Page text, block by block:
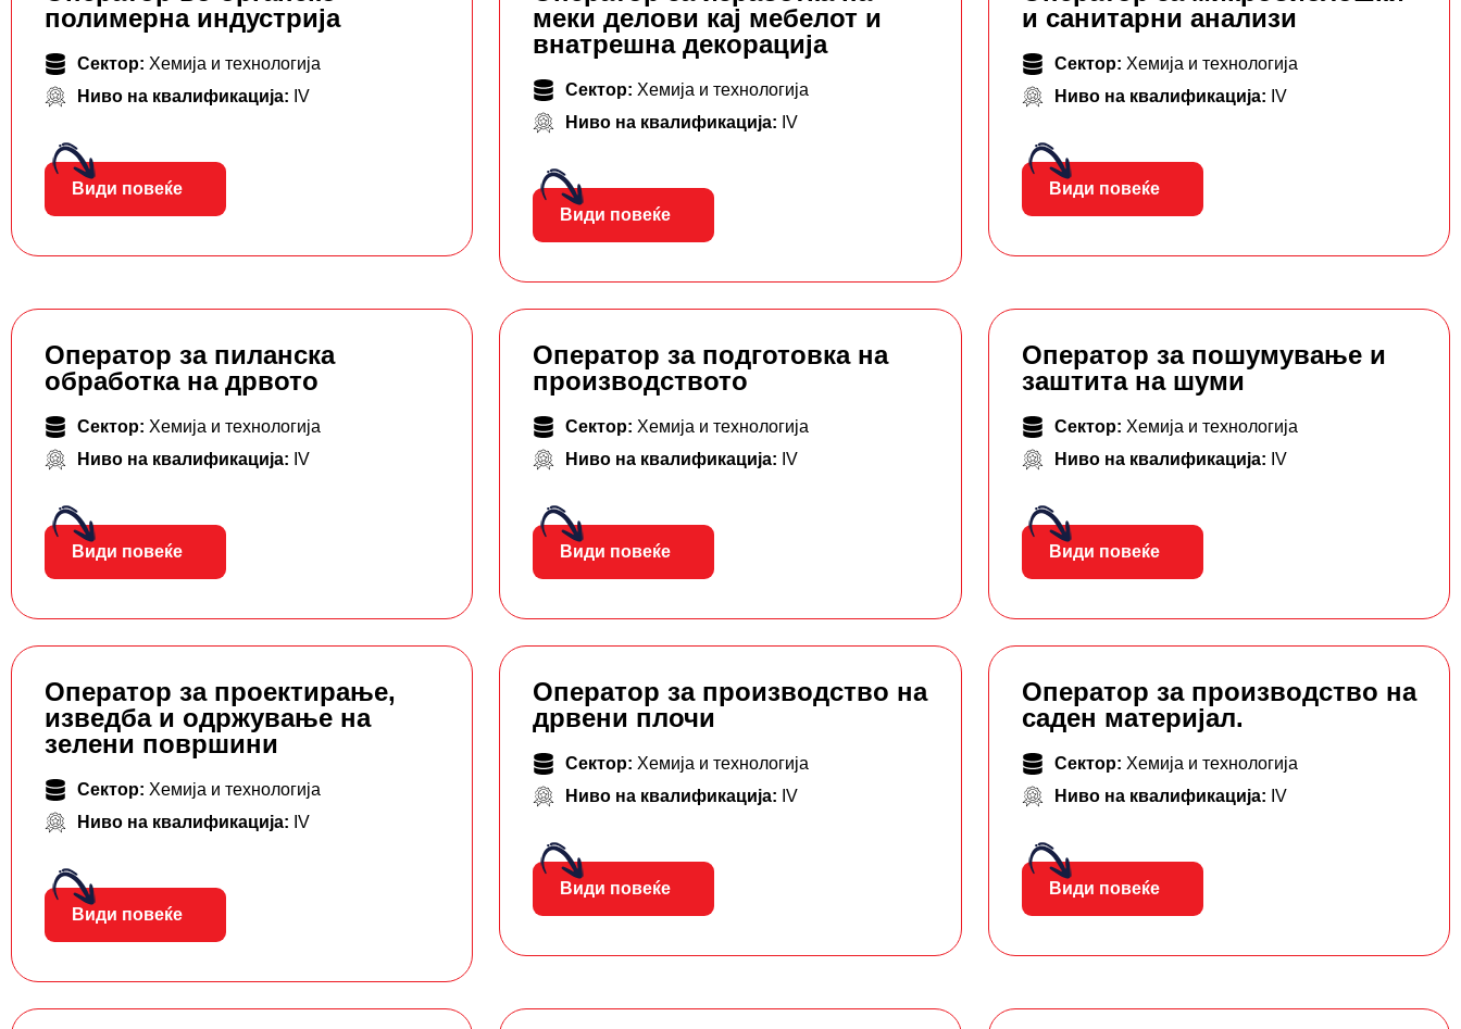
полимерна индустрија
Сектор: Хемија и технологија
Ниво на квалификација: IV
Види повеќе
меки делови кај мебелот и
внатрешна декорација
Сектор: Хемија и технологија
Ниво на квалификација: IV
Види повеќе
и санитарни анализи
Сектор: Хемија и технологија
Ниво на квалификација: IV
Види повеќе
Оператор за пиланска
обработка на дрвото
Сектор: Хемија и технологија
Ниво на квалификација: IV
Види повеќе
Оператор за подготовка на
производството
Сектор: Хемија и технологија
Ниво на квалификација: IV
Види повеќе
Оператор за пошумување и
заштита на шуми
Сектор: Хемија и технологија
Ниво на квалификација: IV
Види повеќе
Оператор за проектирање,
изведба и одржување на
зелени површини
Сектор: Хемија и технологија
Ниво на квалификација: IV
Види повеќе
Оператор за производство на
дрвени плочи
Сектор: Хемија и технологија
Ниво на квалификација: IV
Види повеќе
Оператор за производство на
саден материјал.
Сектор: Хемија и технологија
Ниво на квалификација: IV
Види повеќе